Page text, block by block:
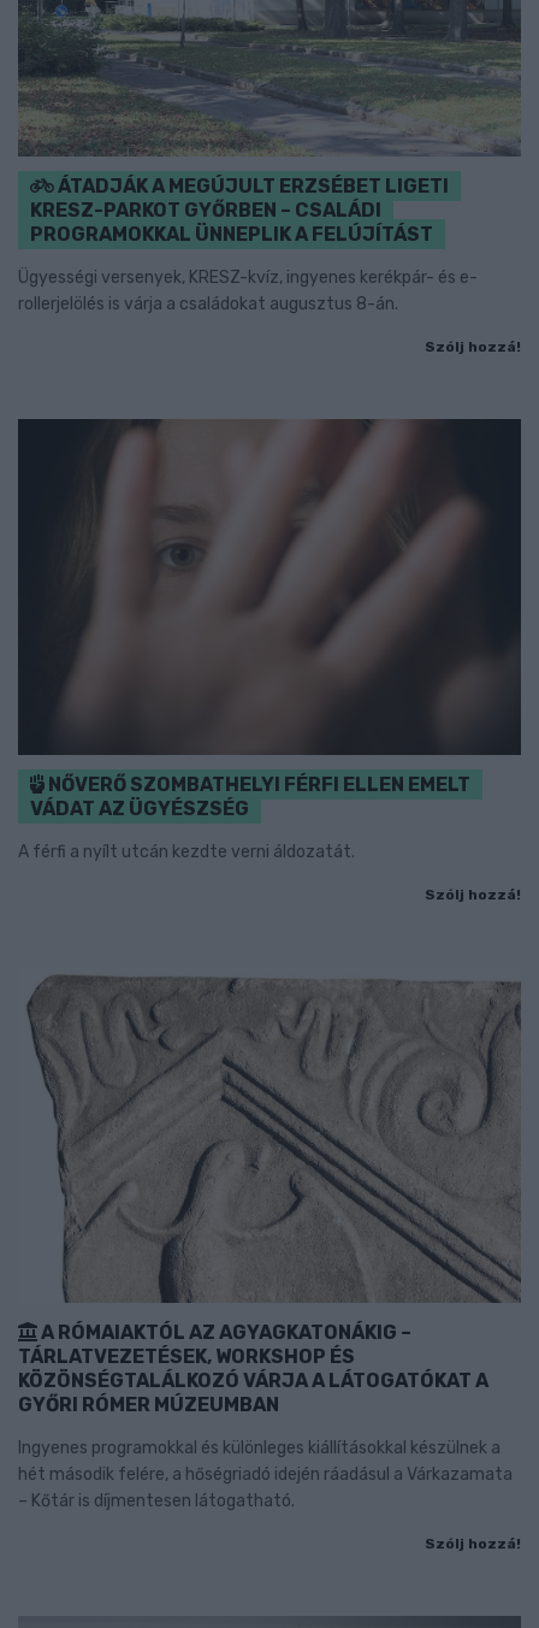
ÁTADJÁK A MEGÚJULT ERZSÉBET LIGETI
KRESZ-PARKOT GYŐRBEN – CSALÁDI
PROGRAMOKKAL ÜNNEPLIK A FELÚJÍTÁST
Ügyességi versenyek, KRESZ-kvíz, ingyenes kerékpár- és e-
rollerjelölés is várja a családokat augusztus 8-án.
Szólj hozzá!
NŐVERŐ SZOMBATHELYI FÉRFI ELLEN EMELT
VÁDAT AZ ÜGYÉSZSÉG
A férfi a nyílt utcán kezdte verni áldozatát.
Szólj hozzá!
A RÓMAIAKTÓL AZ AGYAGKATONÁKIG –
TÁRLATVEZETÉSEK, WORKSHOP ÉS
KÖZÖNSÉGTALÁLKOZÓ VÁRJA A LÁTOGATÓKAT A
GYŐRI RÓMER MÚZEUMBAN
Ingyenes programokkal és különleges kiállításokkal készülnek a
hét második felére, a hőségriadó idején ráadásul a Várkazamata
– Kőtár is díjmentesen látogatható.
Szólj hozzá!